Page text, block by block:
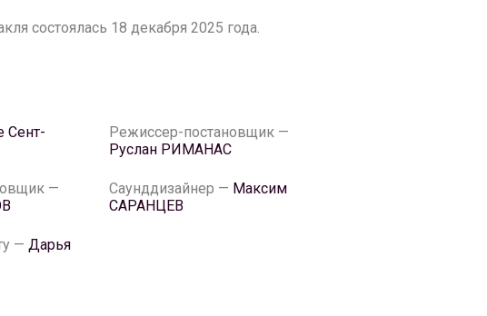
состоялась 18 декабря 2025 года.
Сент-
Режиссер-постановщик —
Руслан РИМАНАС
—
Саунддизайнер — Максим
САРАНЦЕВ
— Дарья